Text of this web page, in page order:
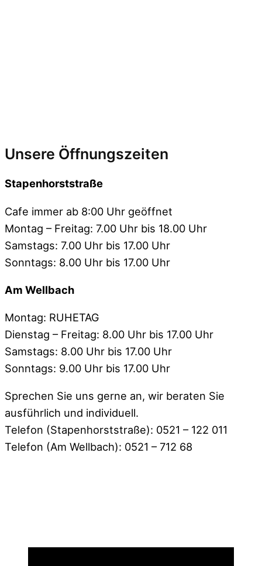
Unsere Öffnungszeiten
Stapenhorststraße
Cafe immer ab 8:00 Uhr geöffnet
Montag – Freitag: 7.00 Uhr bis 18.00 Uhr
Samstags: 7.00 Uhr bis 17.00 Uhr
Sonntags: 8.00 Uhr bis 17.00 Uhr
Am Wellbach
Montag: RUHETAG
Dienstag – Freitag: 8.00 Uhr bis 17.00 Uhr
Samstags: 8.00 Uhr bis 17.00 Uhr
Sonntags: 9.00 Uhr bis 17.00 Uhr
Sprechen Sie uns gerne an, wir beraten Sie
ausführlich und individuell.
Telefon (Stapenhorststraße): 0521 – 122 011
Telefon (Am Wellbach): 0521 – 712 68